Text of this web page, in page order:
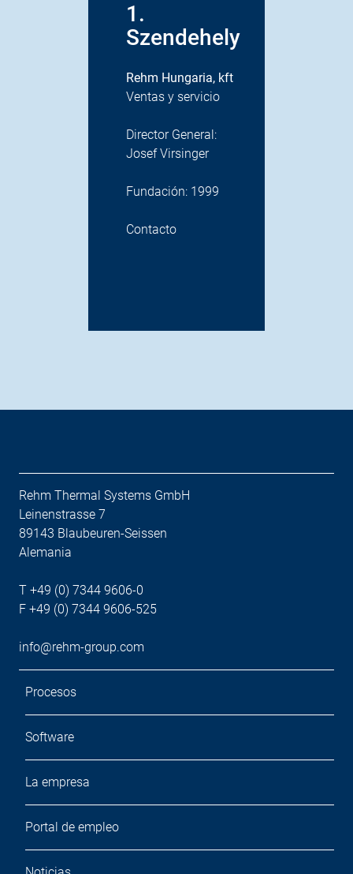
1.
Szendehely
Rehm Hungaria, kft
Ventas y servicio
Director General:
Josef Virsinger
Fundación: 1999
Contacto
Rehm Thermal Systems GmbH
Leinenstrasse 7
89143 Blaubeuren-Seissen
Alemania
T +49 (0) 7344 9606-0
F +49 (0) 7344 9606-525
info@rehm-group.com
Procesos
Software
La empresa
Portal de empleo